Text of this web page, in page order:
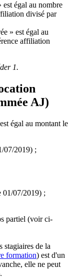
égal au nombre
divisé par
» est égal au
affiliation
1.
AJ)
égal au montant le
07/2019) ;
01/07/2019) ;
partiel (voir ci-
de la
formation) est d'un
elle ne peut